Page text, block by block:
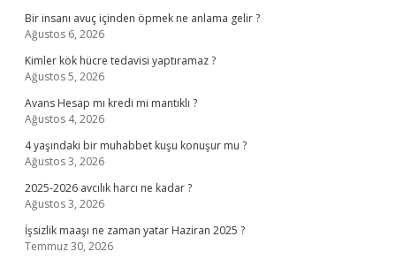
Bir insanı avuç içinden öpmek ne anlama gelir ?
Ağustos 6, 2026
Kimler kök hücre tedavisi yaptıramaz ?
Ağustos 5, 2026
Avans Hesap mı kredi mi mantıklı ?
Ağustos 4, 2026
4 yaşındaki bir muhabbet kuşu konuşur mu ?
Ağustos 3, 2026
2025-2026 avcılık harcı ne kadar ?
Ağustos 3, 2026
İşsizlik maaşı ne zaman yatar Haziran 2025 ?
Temmuz 30, 2026